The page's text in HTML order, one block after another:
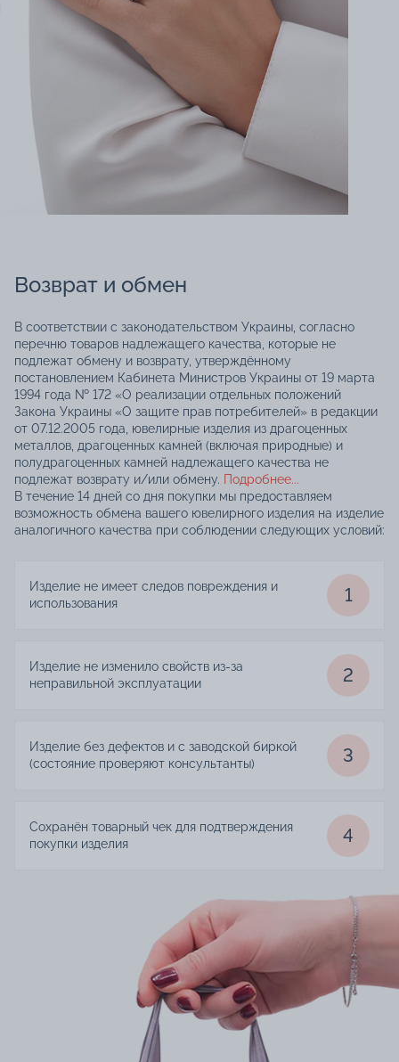
Возврат и обмен
В соответствии с законодательством Украины, согласно
перечню товаров надлежащего качества, которые не
подлежат обмену и возврату, утверждённому
постановлением Кабинета Министров Украины от 19 марта
1994 года № 172 «О реализации отдельных положений
Закона Украины «О защите прав потребителей» в редакции
от 07.12.2005 года, ювелирные изделия из драгоценных
металлов, драгоценных камней (включая природные) и
полудрагоценных камней надлежащего качества не
подлежат возврату и/или обмену. Подробнее...
В течение 14 дней со дня покупки мы предоставляем
возможность обмена вашего ювелирного изделия на изделие
аналогичного качества при соблюдении следующих условий:
Изделие не имеет следов повреждения и
использования
1
Изделие не изменило свойств из-за
неправильной эксплуатации
2
Изделие без дефектов и с заводской биркой
(состояние проверяют консультанты)
3
Сохранён товарный чек для подтверждения
покупки изделия
4